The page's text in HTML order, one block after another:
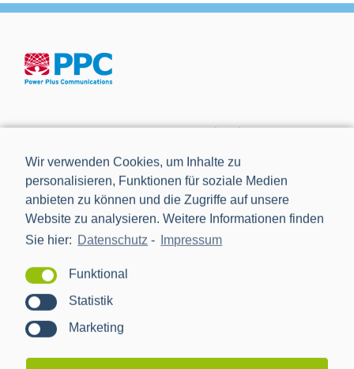
Wir verwenden Cookies, um Inhalte zu
personalisieren, Funktionen für soziale Medien
anbieten zu können und die Zugriffe auf unsere
Website zu analysieren. Weitere Informationen finden
Sie hier: Datenschutz - Impressum
Funktional
Statistik
Marketing
Gateways und Kommunikationstechnik für die Digitalisierung
der Energiewende.
NEWS
Projektabschluss CACTUS: Mehr Transparenz für das
Niederspannungsnetz